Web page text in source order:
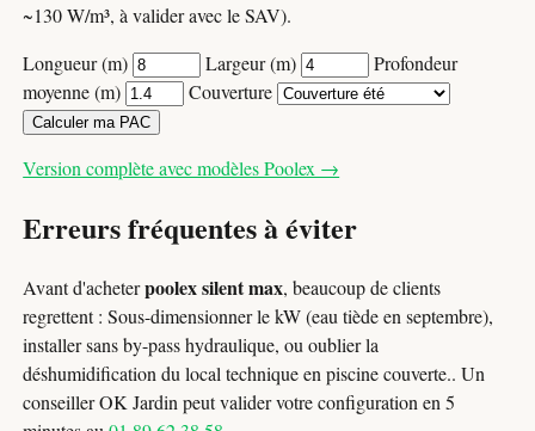
~130 W/m³, à valider avec le SAV).
Longueur (m)
Largeur (m)
Profondeur
moyenne (m)
Couverture
Calculer ma PAC
Version complète avec modèles Poolex →
Erreurs fréquentes à éviter
Avant d'acheterpoolex silent max, beaucoup de clients
regrettent : Sous-dimensionner le kW (eau tiède en septembre),
installer sans by-pass hydraulique, ou oublier la
déshumidification du local technique en piscine couverte.. Un
conseiller OK Jardin peut valider votre configuration en 5